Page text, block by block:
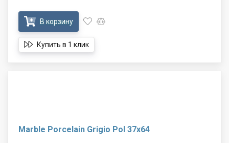
В корзину
Купить в 1 клик
Marble Porcelain Grigio Pol 37x64